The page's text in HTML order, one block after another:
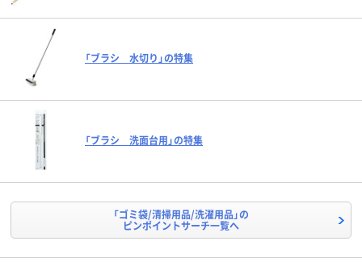
「ブラシ 水切り」の特集
「ブラシ 洗面台用」の特集
「ゴミ袋/清掃用品/洗濯用品」の
ピンポイントサーチ一覧へ